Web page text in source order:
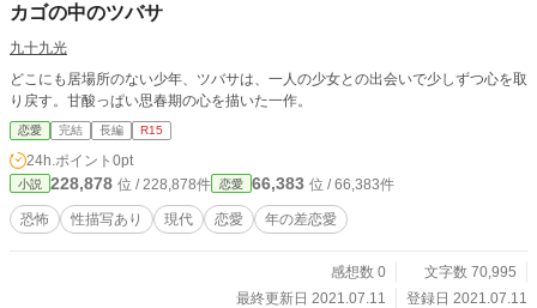
カゴの中のツバサ
九十九光
どこにも居場所のない少年、ツバサは、一人の少女との出会いで少しずつ心を取
り戻す。甘酸っぱい思春期の心を描いた一作。
恋愛 完結 長編 R15
24h.ポイント 0pt
小説 228,878 位 / 228,878件 恋愛 66,383 位 / 66,383件
恐怖 性描写あり 現代 恋愛 年の差恋愛
感想数 0
文字数 70,995
最終更新日 2021.07.11
登録日 2021.07.11